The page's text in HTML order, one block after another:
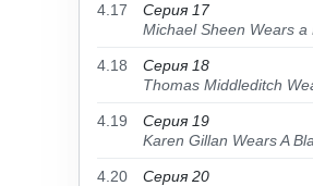
4.17
Серия 17
Michael Sheen Wears
4.18
Серия 18
Thomas Middleditch
4.19
Серия 19
Karen Gillan Wears A
4.20
Серия 20